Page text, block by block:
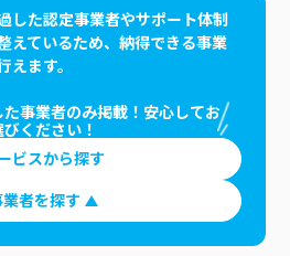
した認定事業者やサポート体制
えているため、納得できる事業
ます。
事業者のみ掲載！安心してお
ください！
ビスから探す
者を探す